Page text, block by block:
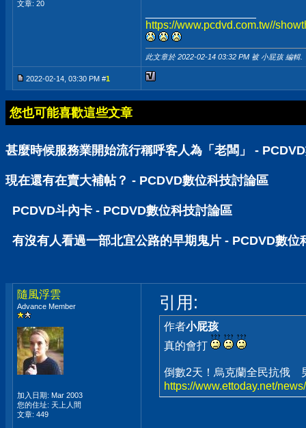
文章: 20
https://www.pcdvd.com.tw//
此文章於 2022-02-14 03:32 PM 被 小屁孩 編輯.
2022-02-14, 03:30 PM #1
您也可能喜歡這些文章
甚麼時候服務業開始流行稱呼客人為「老闆」 -
現在還有在賣大補帖？ - PCDVD數位科技討論區
PCDVD斗內卡 - PCDVD數位科技討論區
有沒有人看過一部北宜公路的早期鬼片 - PCDVD數位
隨風浮雲
Advance Member
加入日期: Mar 2003
您的住址: 天上人間
文章: 449
引用:
作者小屁孩
真的會打
倒數2天！烏克蘭全民抗俄
https://www.ettoday.net/